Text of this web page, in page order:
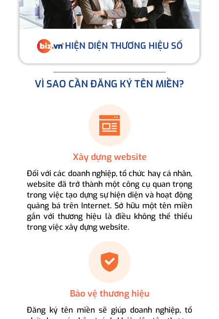
HIỆN DIỆN THƯƠNG HIỆU SỐ
VÌ SAO CẦN ĐĂNG KÝ TÊN MIỀN?
Xây dựng website
Đối với các doanh nghiệp, tổ chức hay cá nhân,
website đã trở thành một công cụ quan trọng
trong việc tạo dựng sự hiện diện và hoạt động
quảng bá trên Internet. Sở hữu một tên miền
gắn với thương hiệu là điều không thể thiếu
trong việc xây dựng website.
Bảo vệ thương hiệu
Đăng ký tên miền sẽ giúp doanh nghiệp, tổ